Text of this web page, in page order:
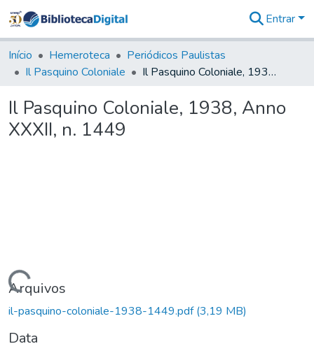
&
Coleções
Tudo na
Digital
Entrar
Início Hemeroteca
Periódicos Paulistas
Il Pasquino Coloniale
Il Pasquino Coloniale, 1938, Anno XXXII, n. 1449
Il Pasquino Coloniale, 1938, Anno
XXXII, n. 1449
Carregando...
Arquivos
il-pasquino-coloniale-1938-1449.pdf(3,19 MB)
Data